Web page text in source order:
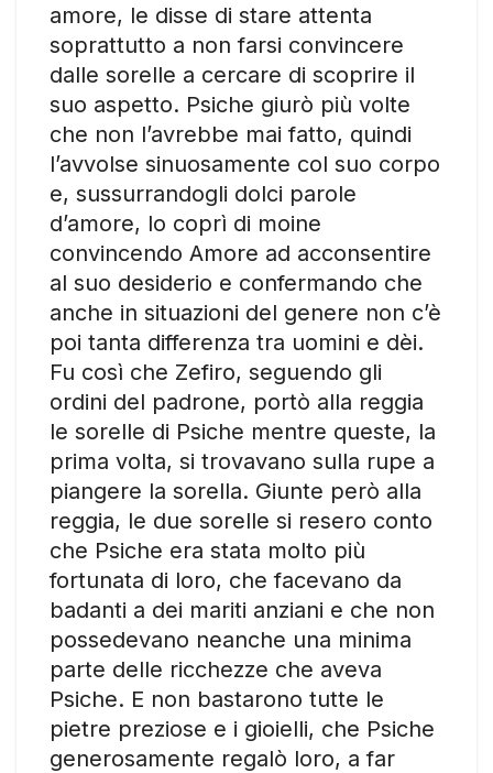
amore, le disse di stare attenta
soprattutto a non farsi convincere
dalle sorelle a cercare di scoprire il
suo aspetto. Psiche giurò più volte
che non l’avrebbe mai fatto, quindi
l’avvolse sinuosamente col suo corpo
e, sussurrandogli dolci parole
d’amore, lo coprì di moine
convincendo Amore ad acconsentire
al suo desiderio e confermando che
anche in situazioni del genere non c’è
poi tanta differenza tra uomini e dèi.
Fu così che Zefiro, seguendo gli
ordini del padrone, portò alla reggia
le sorelle di Psiche mentre queste, la
prima volta, si trovavano sulla rupe a
piangere la sorella. Giunte però alla
reggia, le due sorelle si resero conto
che Psiche era stata molto più
fortunata di loro, che facevano da
badanti a dei mariti anziani e che non
possedevano neanche una minima
parte delle ricchezze che aveva
Psiche. E non bastarono tutte le
pietre preziose e i gioielli, che Psiche
generosamente regalò loro, a far